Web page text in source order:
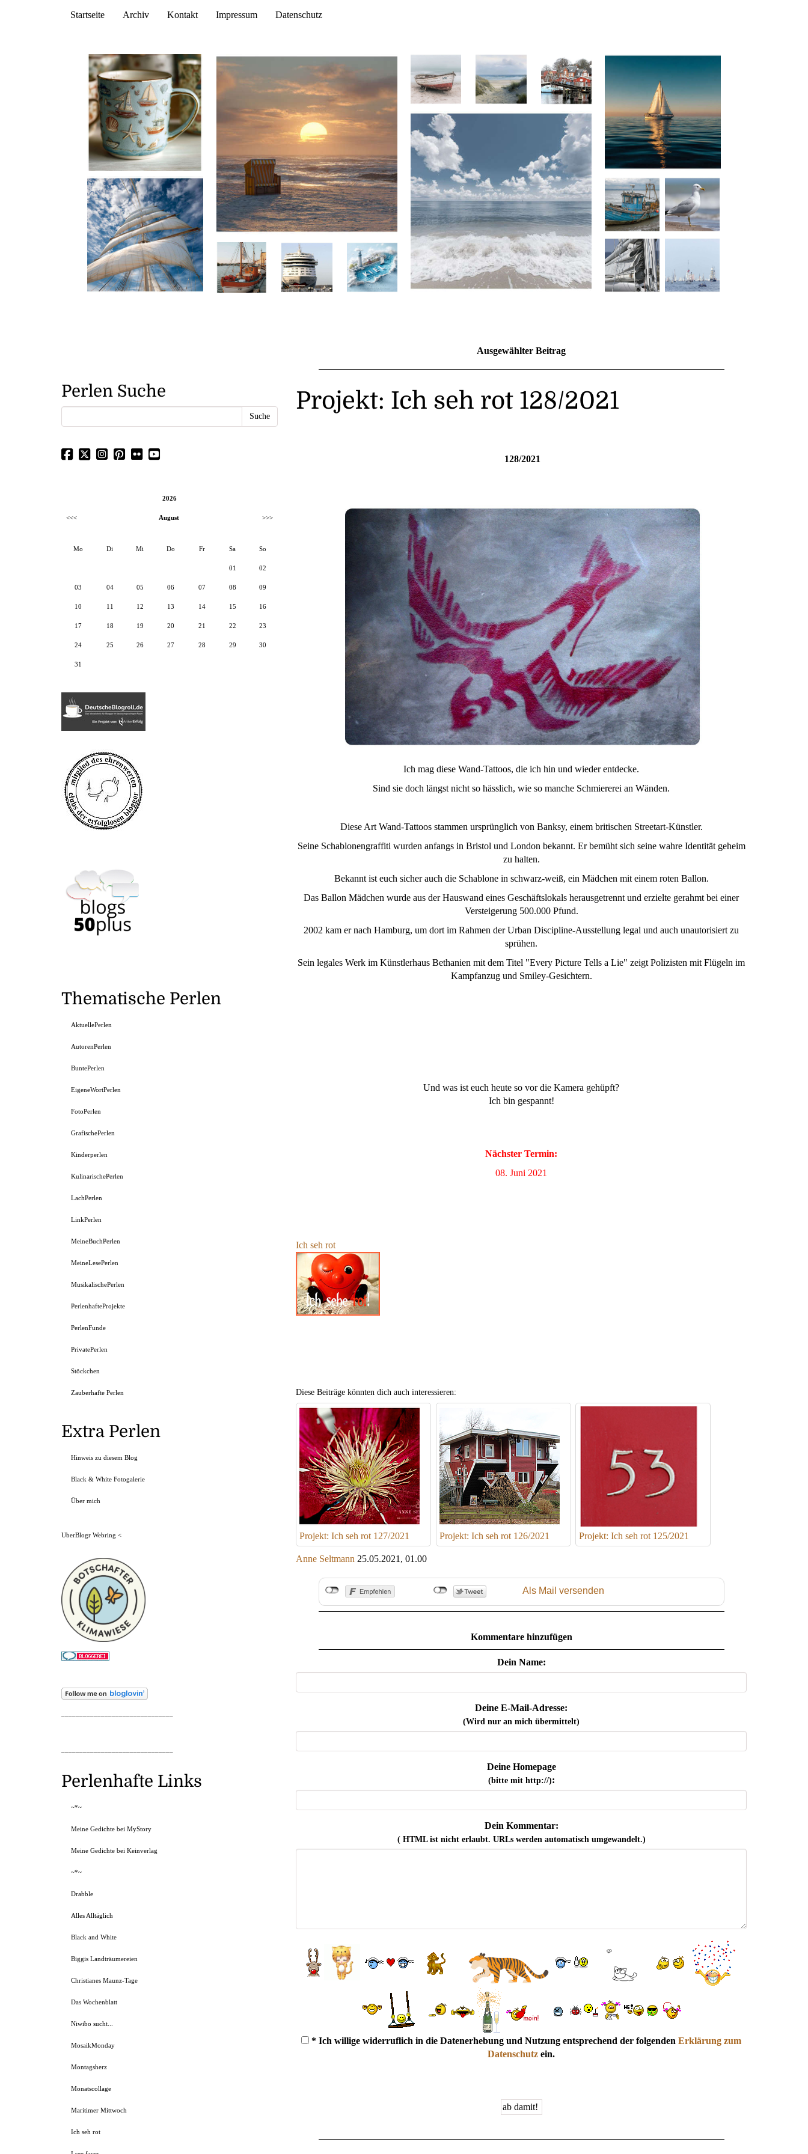
Startseite Archiv Kontakt Impressum Datenschutz
Ausgewählter Beitrag
Projekt: Ich seh rot 128/2021
128/2021
Ich mag diese Wand-Tattoos, die ich hin und wieder entdecke.
Sind sie doch längst nicht so hässlich, wie so manche Schmiererei an Wänden.
Diese Art Wand-Tattoos stammen ursprünglich von Banksy, einem britischen Streetart-Künstler.
Seine Schablonengraffiti wurden anfangs in Bristol und London bekannt. Er bemüht sich seine wahre Identität geheim
zu halten.
Bekannt ist euch sicher auch die Schablone in schwarz-weiß, ein Mädchen mit einem roten Ballon.
Das Ballon Mädchen wurde aus der Hauswand eines Geschäftslokals herausgetrennt und erzielte gerahmt bei einer
Versteigerung 500.000 Pfund.
2002 kam er nach Hamburg, um dort im Rahmen der Urban Discipline-Ausstellung legal und auch unautorisiert zu
sprühen.
Sein legales Werk im Künstlerhaus Bethanien mit dem Titel "Every Picture Tells a Lie" zeigt Polizisten mit Flügeln im
Kampfanzug und Smiley-Gesichtern.
Und was ist euch heute so vor die Kamera gehüpft?
Ich bin gespannt!
Nächster Termin:
08. Juni 2021
Ich seh rot
Diese Beiträge könnten dich auch interessieren:
Projekt: Ich seh rot 127/2021 Projekt: Ich seh rot 126/2021 Projekt: Ich seh rot 125/2021
Anne Seltmann 25.05.2021, 01.00
Als Mail versenden
Kommentare hinzufügen
Dein Name:
Deine E-Mail-Adresse:
(Wird nur an mich übermittelt)
Deine Homepage
(bitte mit http://):
Dein Kommentar:
( HTML ist nichterlaubt. URLs werden automatisch umgewandelt.)
* Ich willige widerruflich in die Datenerhebung und Nutzung entsprechend der folgenden Erklärung zum
Datenschutz ein.
Perlen Suche
2026
<<< August >>>
Mo Di Mi Do Fr Sa So
01 02
03 04 05 06 07 08 09
10 11 12 13 14 15 16
17 18 19 20 21 22 23
24 25 26 27 28 29 30
31
Thematische Perlen
AktuellePerlen
AutorenPerlen
BuntePerlen
EigeneWortPerlen
FotoPerlen
GrafischePerlen
Kinderperlen
KulinarischePerlen
LachPerlen
LinkPerlen
MeineBuchPerlen
MeineLesePerlen
MusikalischePerlen
PerlenhafteProjekte
PerlenFunde
PrivatePerlen
Stöckchen
Zauberhafte Perlen
Extra Perlen
Hinweis zu diesem Blog
Black & White Fotogalerie
Über mich
UberBlogr Webring <
Perlenhafte Links
~*~
Meine Gedichte bei MyStory
Meine Gedichte bei Keinverlag
~*~
Drabble
Alles Alltäglich
Black and White
Biggis Landträumereien
Christianes Maunz-Tage
Das Wochenblatt
Niwibo sucht...
MosaikMonday
Montagsherz
Monatscollage
Maritimer Mittwoch
Ich seh rot